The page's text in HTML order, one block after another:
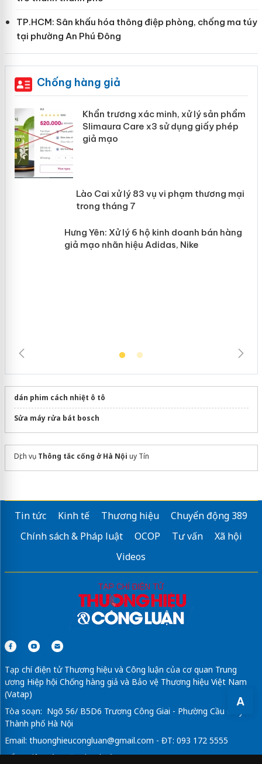
A
TP.HCM: Sân khấu hóa thông điệp phòng, chống ma túy
tại phường An Phú Đông
Chống hàng giả
Khẩn trương xác minh, xử lý sản phẩm
Slimaura Care x3 sử dụng giấy phép
giả mạo
Lào Cai xử lý 83 vụ vi phạm thương
mại trong tháng 7
dán phim cách nhiệt ô tô
Sửa máy rửa bát bosch
Dịch vụ Thông tắc cống ở Hà Nội uy Tín
Tin tức Kinh tế Thương hiệu
Chuyển động 389
Chính sách & Pháp luật
OCOP Tư vấn
Xã hội
Videos
Tạp chí điện tử Thương hiệu và Công luận của cơ quan Trung
ương Hiệp hội Chống hàng giả và Bảo vệ Thương hiệu Việt Nam
(Vatap)
Tòa soạn: Ngõ 56/ B5D6 Trương Công Giai - Phường Cầu Giấy -
Thành phố Hà Nội
Email: thuonghieucongluan@gmail.com - ĐT: 093 172 5555
Tổng Biên Tập: Vũ Đức Thuận